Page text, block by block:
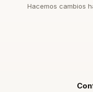
Hacemos cambios